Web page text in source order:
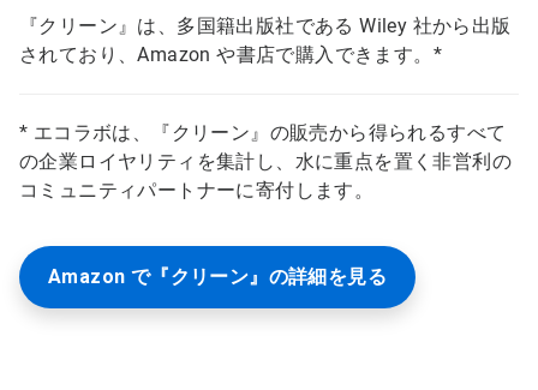
『クリーン』は、多国籍出版社である Wiley 社から出版
されており、Amazon や書店で購入できます。*
* エコラボは、『クリーン』の販売から得られるすべて
の企業ロイヤリティを集計し、水に重点を置く非営利の
コミュニティパートナーに寄付します。
Amazon で『クリーン』の詳細を見る